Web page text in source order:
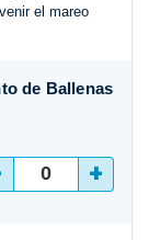
el mareo
de Ballenas
+